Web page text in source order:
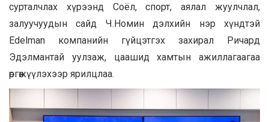
сурталчлах хүрээнд Соёл, спорт, аялал жуулчлал,
залуучуудын сайд Ч.Номин дэлхийн нэр хүндтэй
Edelman компанийн гүйцэтгэх захирал Ричард
Эдэлмантай уулзаж, цаашид хамтын ажиллагаагаа
өргөжүүлэхээр ярилцлаа.